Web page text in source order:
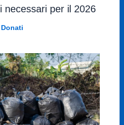
necessari per il 2026